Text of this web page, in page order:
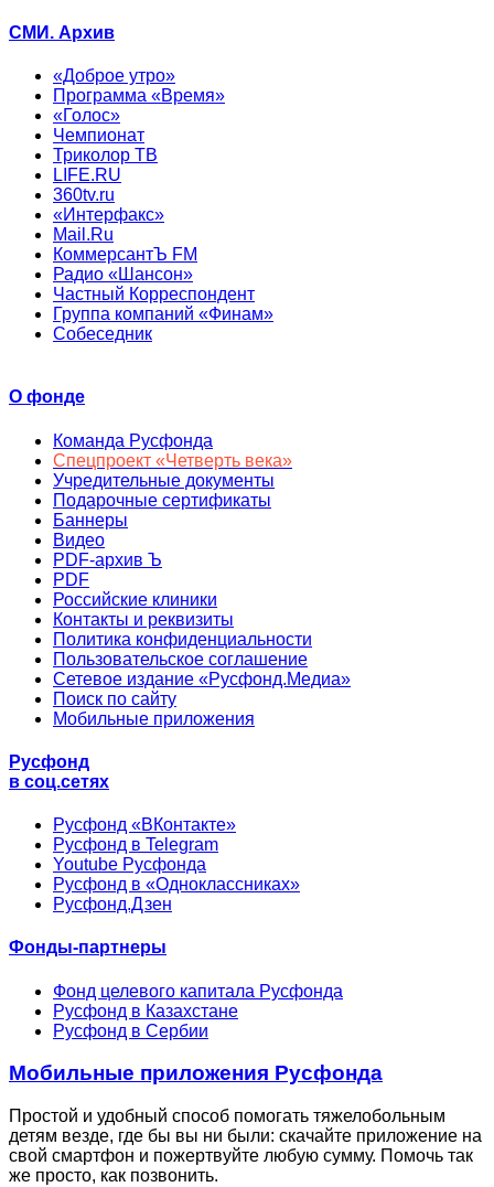
СМИ. Архив
«Доброе утро»
Программа «Время»
«Голос»
Чемпионат
Триколор ТВ
LIFE.RU
360tv.ru
«Интерфакс»
Mail.Ru
КоммерсантЪ FM
Радио «Шансон»
Частный Корреспондент
Группа компаний «Финам»
Собеседник
О фонде
Команда Русфонда
Спецпроект «Четверть века»
Учредительные документы
Подарочные сертификаты
Баннеры
Видео
PDF-архив Ъ
PDF
Российские клиники
Контакты и реквизиты
Политика конфиденциальности
Пользовательское соглашение
Сетевое издание «Русфонд.Медиа»
Поиск по сайту
Мобильные приложения
Русфонд
в соц.сетях
Русфонд «ВКонтакте»
Русфонд в Telegram
Youtube Русфонда
Русфонд в «Одноклассниках»
Русфонд.Дзен
Фонды-партнеры
Фонд целевого капитала Русфонда
Русфонд в Казахстане
Русфонд в Сербии
Мобильные приложения Русфонда
Простой и удобный способ помогать тяжелобольным
детям везде, где бы вы ни были: скачайте приложение на
свой смартфон и пожертвуйте любую сумму. Помочь так
же просто, как позвонить.